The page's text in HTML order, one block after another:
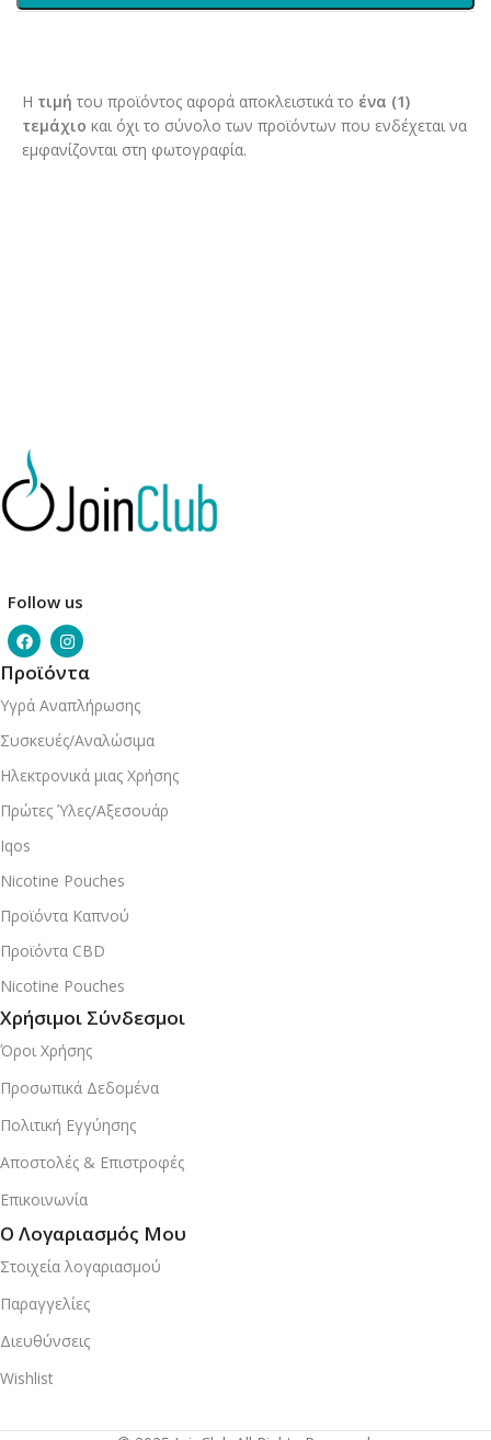
Η τιμή του προϊόντος αφορά αποκλειστικά το ένα (1)
τεμάχιο και όχι το σύνολο των προϊόντων που ενδέχεται να
εμφανίζονται στη φωτογραφία.
Follow us
Προϊόντα
Υγρά Αναπλήρωσης
Συσκευές/Αναλώσιμα
Ηλεκτρονικά μιας Χρήσης
Πρώτες Ύλες/Αξεσουάρ
Iqos
Nicotine Pouches
Προϊόντα Καπνού
Προϊόντα CBD
Nicotine Pouches
Χρήσιμοι Σύνδεσμοι
Όροι Χρήσης
Προσωπικά Δεδομένα
Πολιτική Εγγύησης
Αποστολές & Επιστροφές
Επικοινωνία
Ο Λογαριασμός Μου
Στοιχεία λογαριασμού
Παραγγελίες
Διευθύνσεις
Wishlist